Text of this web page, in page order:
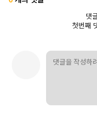
댓
첫번째